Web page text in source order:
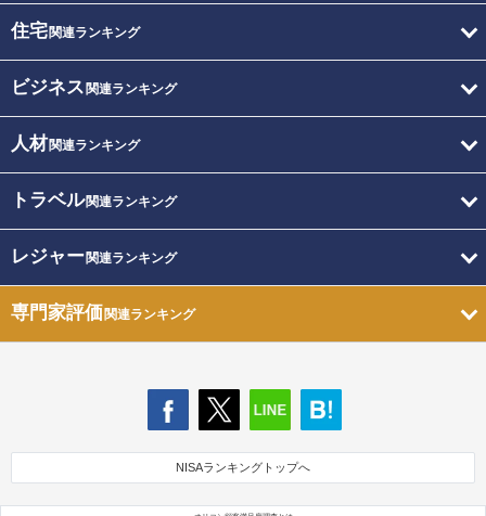
住宅関連ランキング
ビジネス 関連ランキング
人材関連ランキング
トラベル関連ランキング
レジャー関連ランキング
専門家評価関連ランキング
NISAランキングトップへ